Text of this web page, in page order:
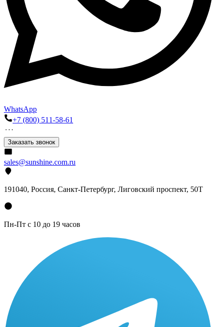
WhatsApp
+7 (800) 511-58-61
Заказать звонок
sales@sunshine.com.ru
191040, Россия, Санкт-Петербург, Лиговский проспект, 50Т
Пн-Пт с 10 до 19 часов